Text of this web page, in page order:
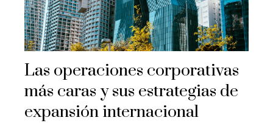
Las operaciones corporativas
más caras y sus estrategias de
expansión internacional